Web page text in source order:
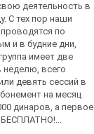
деятельность в
С тех пор наши
по
и в будние дни,
имеет две
неделю, всего
девять сессий в
на месяц
динаров, а первое
БЕСПЛАТНО!...